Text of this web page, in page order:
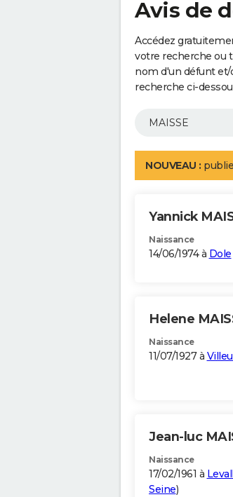
Avis de
Accédez
votre recherche ou
nom d'un défunt
recherche ci-
NOUVEAU :
Yannick
Naissance
14/06/1974 à Dole
Helene
Naissance
11/07/1927 à
Jean-luc
Naissance
17/02/1961 à
Seine)